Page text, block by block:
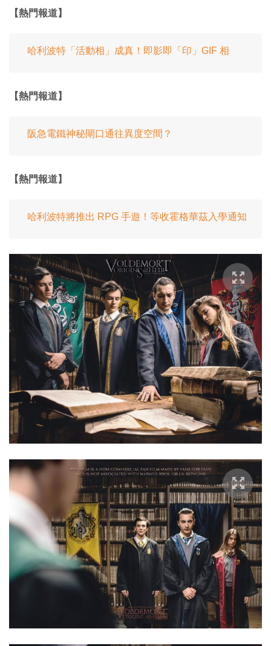
【熱門報道】
哈利波特「活動相」成真！即影即「印」GIF 相
【熱門報道】
阪急電鐵神秘閘口通往異度空間？
【熱門報道】
哈利波特將推出 RPG 手遊！等收霍格華茲入學通知